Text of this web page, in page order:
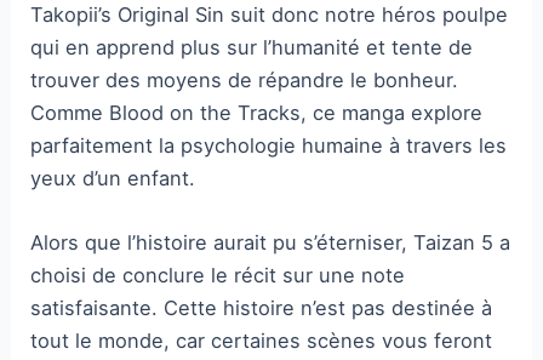
Takopii’s Original Sin suit donc notre héros poulpe
qui en apprend plus sur l’humanité et tente de
trouver des moyens de répandre le bonheur.
Comme Blood on the Tracks, ce manga explore
parfaitement la psychologie humaine à travers les
yeux d’un enfant.
Alors que l’histoire aurait pu s’éterniser, Taizan 5 a
choisi de conclure le récit sur une note
satisfaisante. Cette histoire n’est pas destinée à
tout le monde, car certaines scènes vous feront